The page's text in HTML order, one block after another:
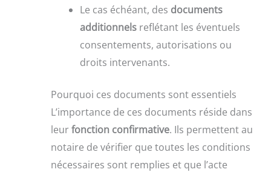
Le cas échéant, des documents
additionnels reflétant les éventuels
consentements, autorisations ou
droits intervenants.
Pourquoi ces documents sont essentiels
L’importance de ces documents réside dans
leurfonction confirmative. Ils permettent au
notaire de vérifier que toutes les conditions
nécessaires sont remplies et que l’acte